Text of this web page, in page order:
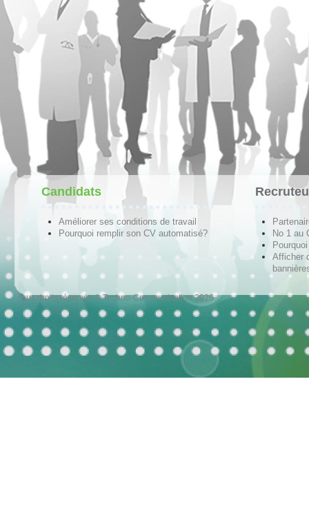
Candidats
Améliorer ses conditions de travail
Pourquoi remplir son CV automatisé?
No 1 au
Afficher
Tous droits réservés © Techno-Communication 2026